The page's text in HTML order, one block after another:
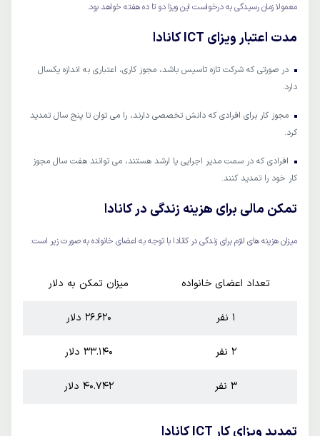
معمولا زمان رسیدگی به درخواست این ویزا دو تا ده هفته خواهد بود.
مدت اعتبار ویزای ICT کانادا
در صورتی که شرکت تازه تاسیس باشد، مجوز کاری، اعتباری به اندازه یکسال
دارد.
مجوز کار برای افرادی که دانش تخصصی دارند، را می توان تا پنج سال تمدید
کرد.
افرادی که در سمت مدیر اجرایی یا ارشد هستند، می توانند هفت سال مجوز
کار خود را تمدید کنند.
تمکن مالی برای هزینه زندگی در کانادا
میزان هزینه های لازم برای زندگی در کانادا با توجه به اعضای خانواده به صورت زیر است:
تعداد اعضای خانواده میزان تمکن به دلار
1 نفر 26.620 دلار
2 نفر 33.140 دلار
3 نفر 40.742 دلار
تمدید ویزای کار ICT کانادا